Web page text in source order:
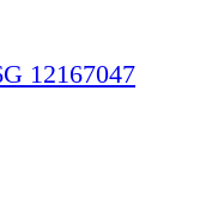
12167047